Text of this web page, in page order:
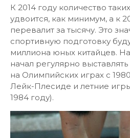
К 2014 году количество
удвоится, как минимум, а к
перевалит за тысячу. Это
спортивную подготовку
миллиона юных китайцев.
начал регулярно
на Олимпийских играх с
Лейк-Плесиде и летние
1984 году).